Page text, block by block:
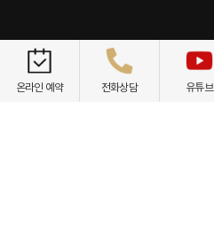
개인정보취급방침 이용약관
온라인 예약 전화상담 유튜브